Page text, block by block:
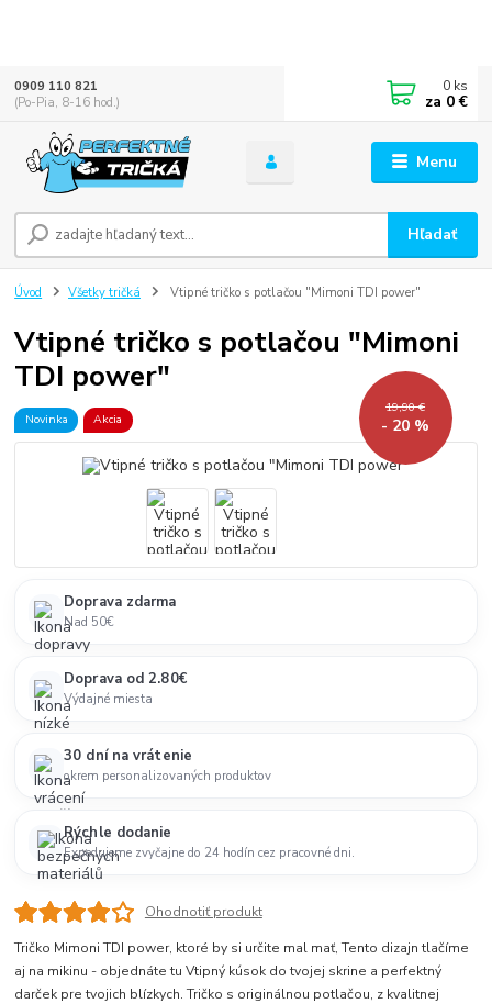
Menu
Hľadať
0909 110 821
(Po-Pia, 8-16 hod.)
0 ks
za 0 €
Úvod Všetky tričká Vtipné tričko s potlačou "Mimoni TDI power"
Vtipné tričko s potlačou "Mimoni
TDI power"
Novinka Akcia
19,90 €
- 20 %
Doprava zdarma
Nad 50€
Doprava od 2.80€
Výdajné miesta
30 dní na vrátenie
okrem personalizovaných produktov
Rýchle dodanie
Expedujeme zvyčajne do 24 hodín cez pracovné dni.
Ohodnotiť produkt
Tričko Mimoni TDI power, ktoré by si určite mal mať, Tento dizajn tlačíme
aj na mikinu - objednáte tu Vtipný kúsok do tvojej skrine a perfektný
darček pre tvojich blízkych. Tričko s originálnou potlačou, z kvalitnej